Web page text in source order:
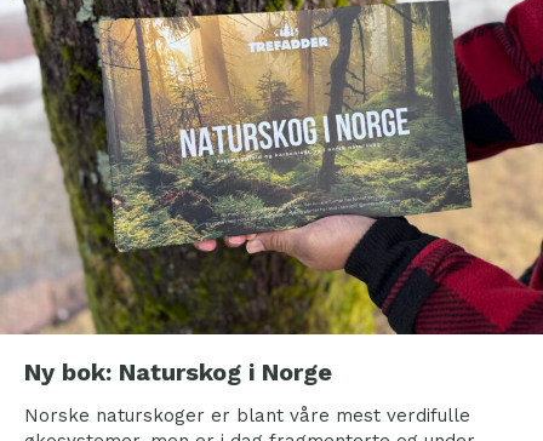
Ny bok: Naturskog i Norge
Norske naturskoger er blant våre mest verdifulle